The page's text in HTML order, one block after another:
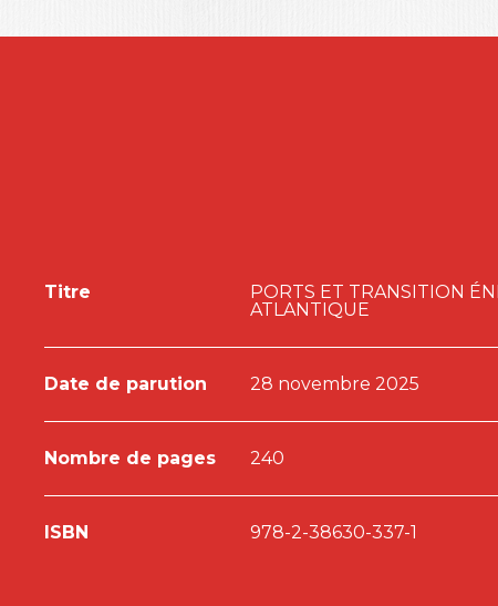
Titre
PORTS ET TRANSITION
ATLANTIQUE
Date de parution 28 novembre 2025
Nombre de pages 240
ISBN 978-2-38630-337-1